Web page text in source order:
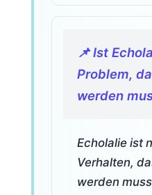
📌 Ist
Problem,
werden
Echolalie ist
Verhalten,
werden